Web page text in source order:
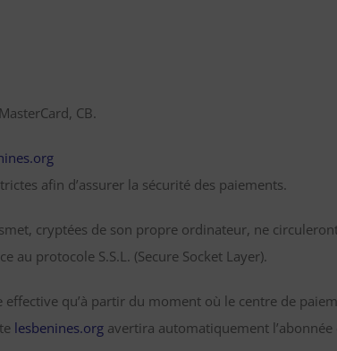
CB.
afin d’assurer la sécurité des paiements.
cryptées de son propre ordinateur, ne
protocole S.S.L. (Secure Socket Layer).
qu’à partir du moment où le centre de
lesbenines.org avertira automatiquement